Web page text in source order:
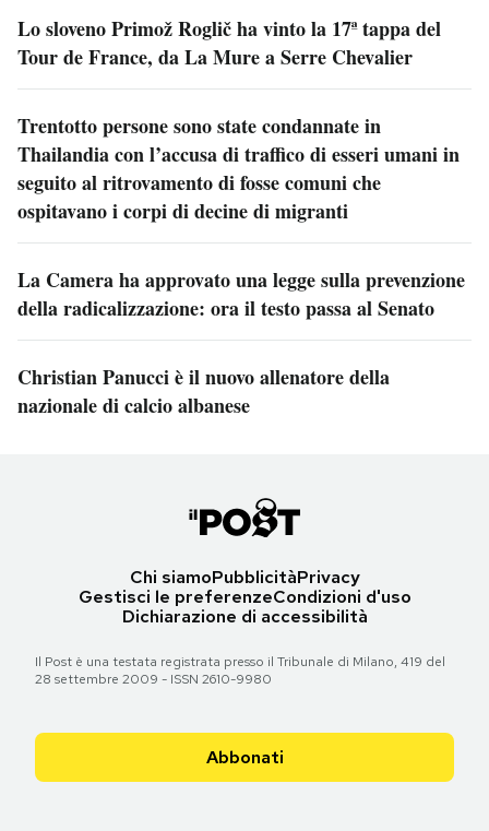
Lo sloveno Primož Roglič ha vinto la 17ª tappa del
Tour de France, da La Mure a Serre Chevalier
Trentotto persone sono state condannate in
Thailandia con l’accusa di traffico di esseri umani in
seguito al ritrovamento di fosse comuni che
ospitavano i corpi di decine di migranti
La Camera ha approvato una legge sulla prevenzione
della radicalizzazione: ora il testo passa al Senato
Christian Panucci è il nuovo allenatore della
nazionale di calcio albanese
Chi siamoPubblicitàPrivacy
Gestisci le preferenzeCondizioni d'uso
Dichiarazione di accessibilità
Il Post è una testata registrata presso il Tribunale di Milano, 419 del
28 settembre 2009 - ISSN 2610-9980
Abbonati